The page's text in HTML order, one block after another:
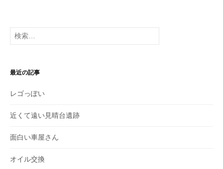
投
稿
検
索:
最近の記事
レゴっぽい
近くて遠い見晴台遺跡
面白い車屋さん
オイル交換